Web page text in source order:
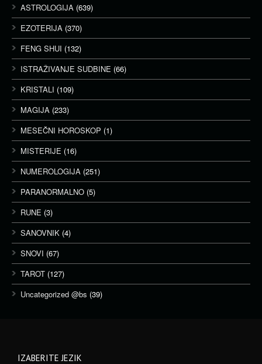
ASTROLOGIJA (639)
EZOTERIJA (370)
FENG SHUI (132)
ISTRAŽIVANJE SUDBINE (66)
KRISTALI (109)
MAGIJA (233)
MESEČNI HOROSKOP (1)
MISTERIJE (16)
NUMEROLOGIJA (251)
PARANORMALNO (5)
RUNE (3)
SANOVNIK (4)
SNOVI (67)
TAROT (127)
Uncategorized @bs (39)
IZABERITE JEZIK